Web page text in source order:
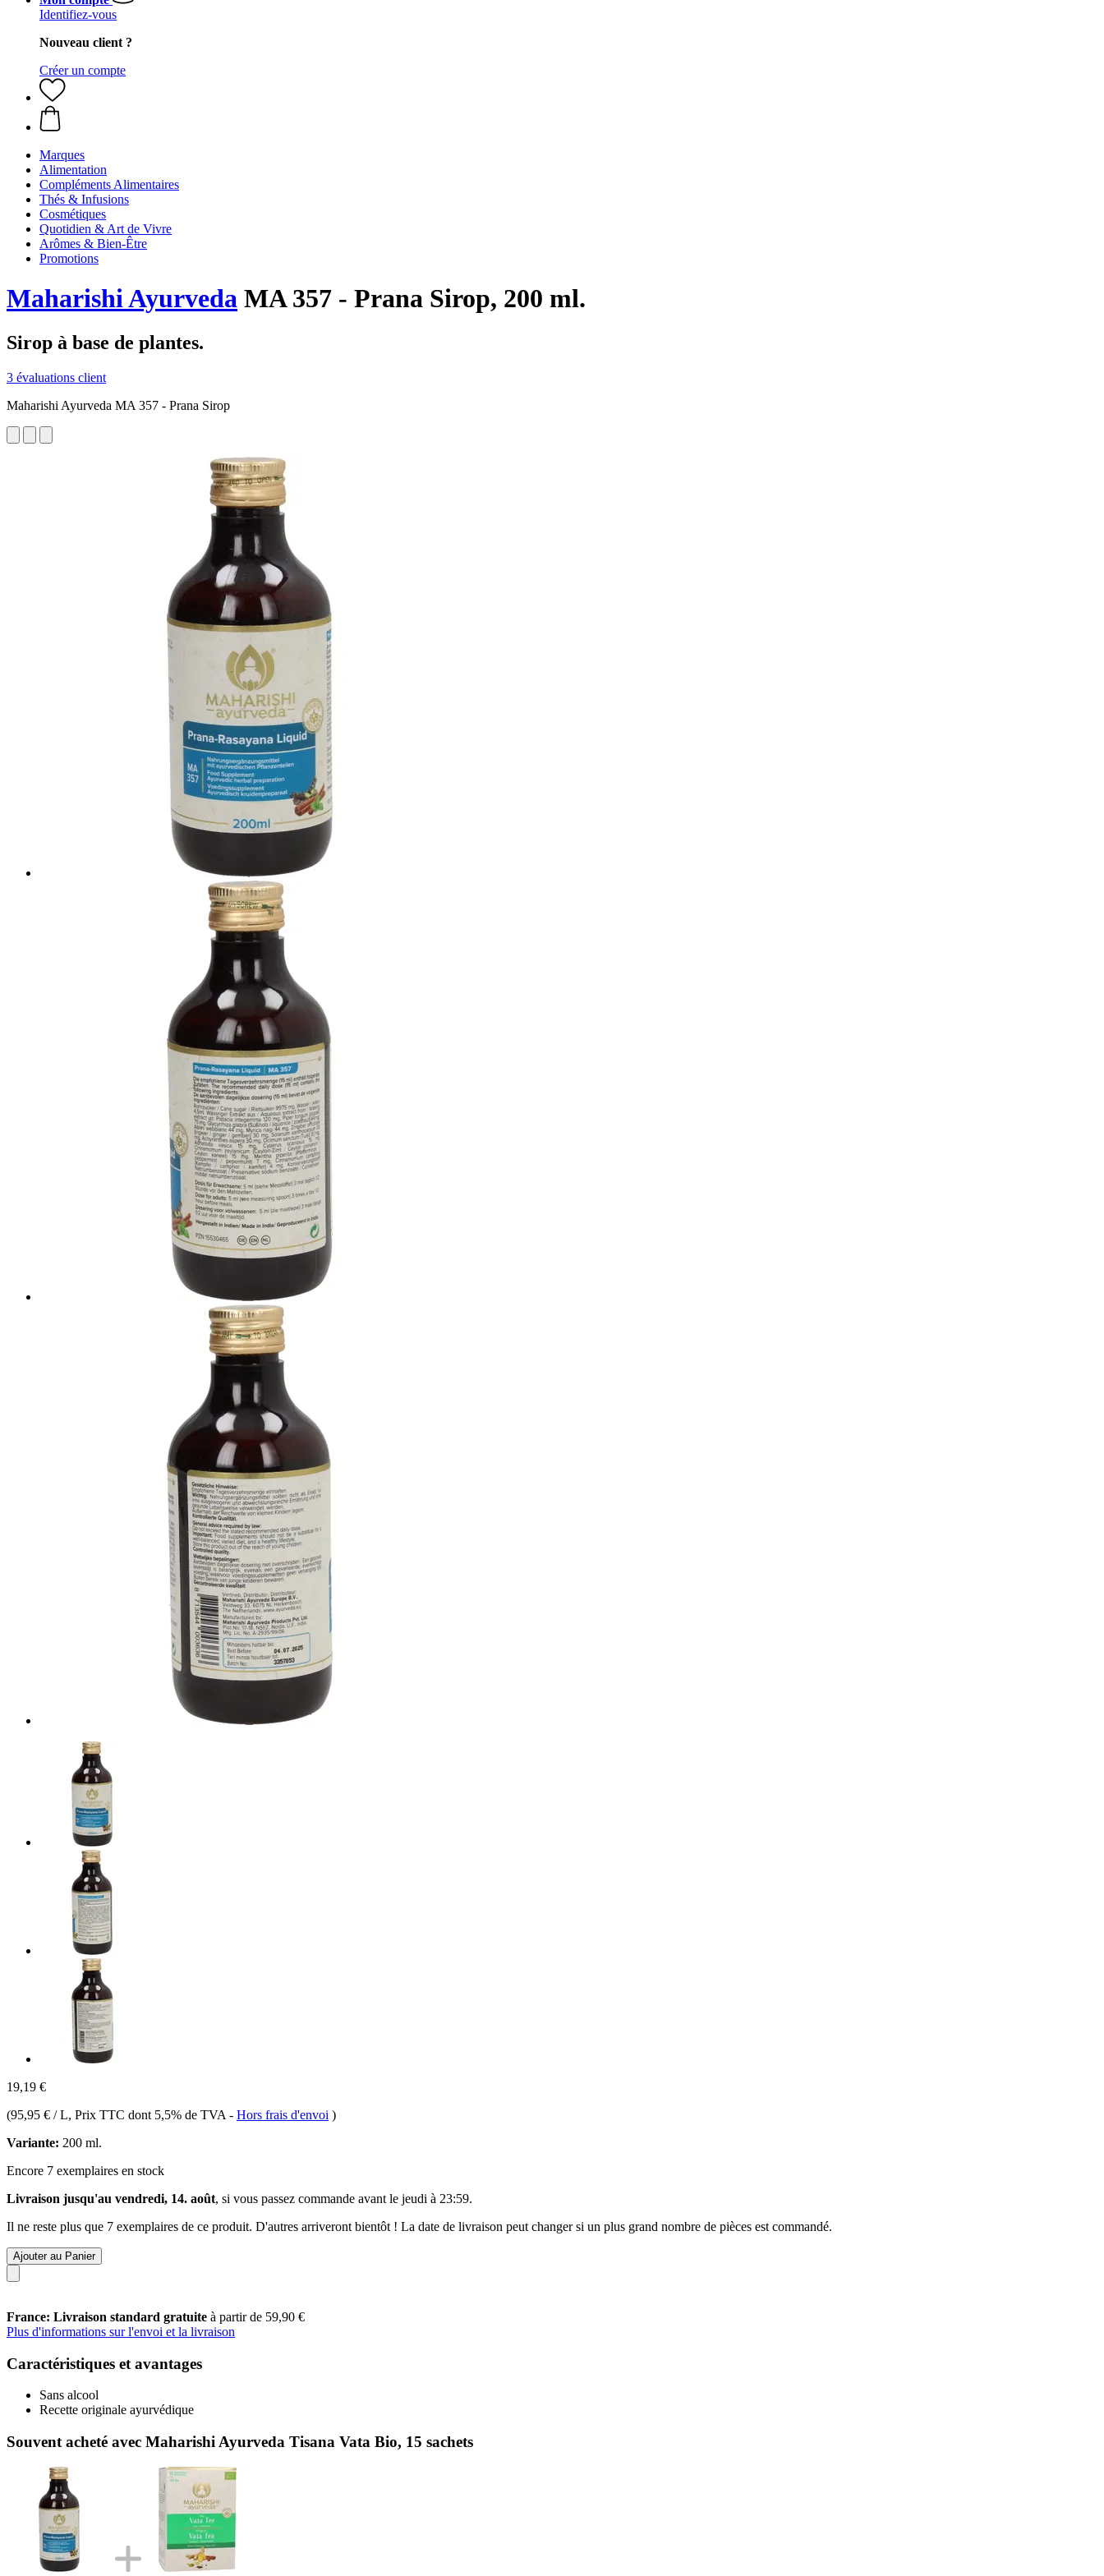
Identifiez-vous
Nouveau client ?
Créer un compte
Marques
Alimentation
Compléments Alimentaires
Thés & Infusions
Cosmétiques
Quotidien & Art de Vivre
Arômes & Bien-Être
Promotions
Maharishi Ayurveda MA 357 - Prana Sirop, 200 ml.
Sirop à base de plantes.
3 évaluations client
Maharishi Ayurveda MA 357 - Prana Sirop
19,19 €
(95,95 € / L, Prix TTC dont 5,5% de TVA - Hors frais d'envoi )
Variante: 200 ml.
Encore 7 exemplaires en stock
Livraison jusqu'au vendredi, 14. août, si vous passez commande avant le jeudi à 23:59.
Il ne reste plus que 7 exemplaires de ce produit. D'autres arriveront bientôt ! La date de livraison peut changer si un plus grand nombre de pièces est commandé.
Ajouter au Panier
France: Livraison standard gratuite à partir de 59,90 €
Plus d'informations sur l'envoi et la livraison
Caractéristiques et avantages
Sans alcool
Recette originale ayurvédique
Souvent acheté avec Maharishi Ayurveda Tisana Vata Bio, 15 sachets